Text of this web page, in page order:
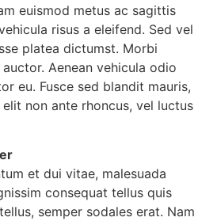
euismod metus ac sagittis
risus a eleifend. Sed vel
platea dictumst. Morbi
Aenean vehicula odio
eu. Fusce sed blandit mauris,
non ante rhoncus, vel luctus
et dui vitae, malesuada
consequat tellus quis
semper sodales erat. Nam